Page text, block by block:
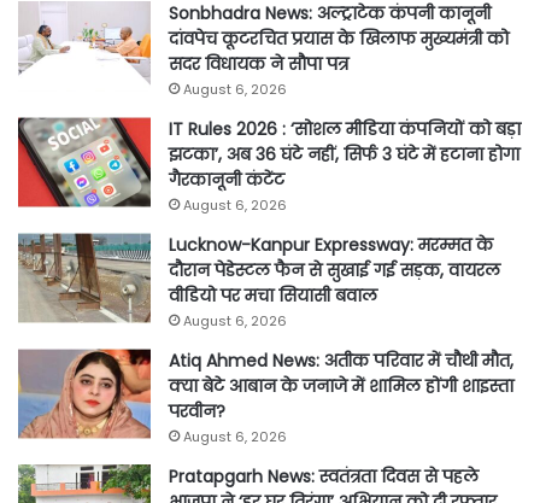
Sonbhadra News: अल्ट्राटेक कंपनी कानूनी
दांवपेच कूटरचित प्रयास के खिलाफ मुख्यमंत्री को
सदर विधायक ने सौपा पत्र
August 6, 2026
IT Rules 2026 : ‘सोशल मीडिया कंपनियों को बड़ा
झटका’, अब 36 घंटे नहीं, सिर्फ 3 घंटे में हटाना होगा
गैरकानूनी कंटेंट
August 6, 2026
Lucknow-Kanpur Expressway: मरम्मत के
दौरान पेडेस्टल फैन से सुखाई गई सड़क, वायरल
वीडियो पर मचा सियासी बवाल
August 6, 2026
Atiq Ahmed News: अतीक परिवार में चौथी मौत,
क्या बेटे आबान के जनाजे में शामिल होंगी शाइस्ता
परवीन?
August 6, 2026
Pratapgarh News: स्वतंत्रता दिवस से पहले